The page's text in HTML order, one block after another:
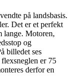
på landsbasis.
Det er et perfekt
lange. Motoren,
og
billedet ses
er 75
derfor en